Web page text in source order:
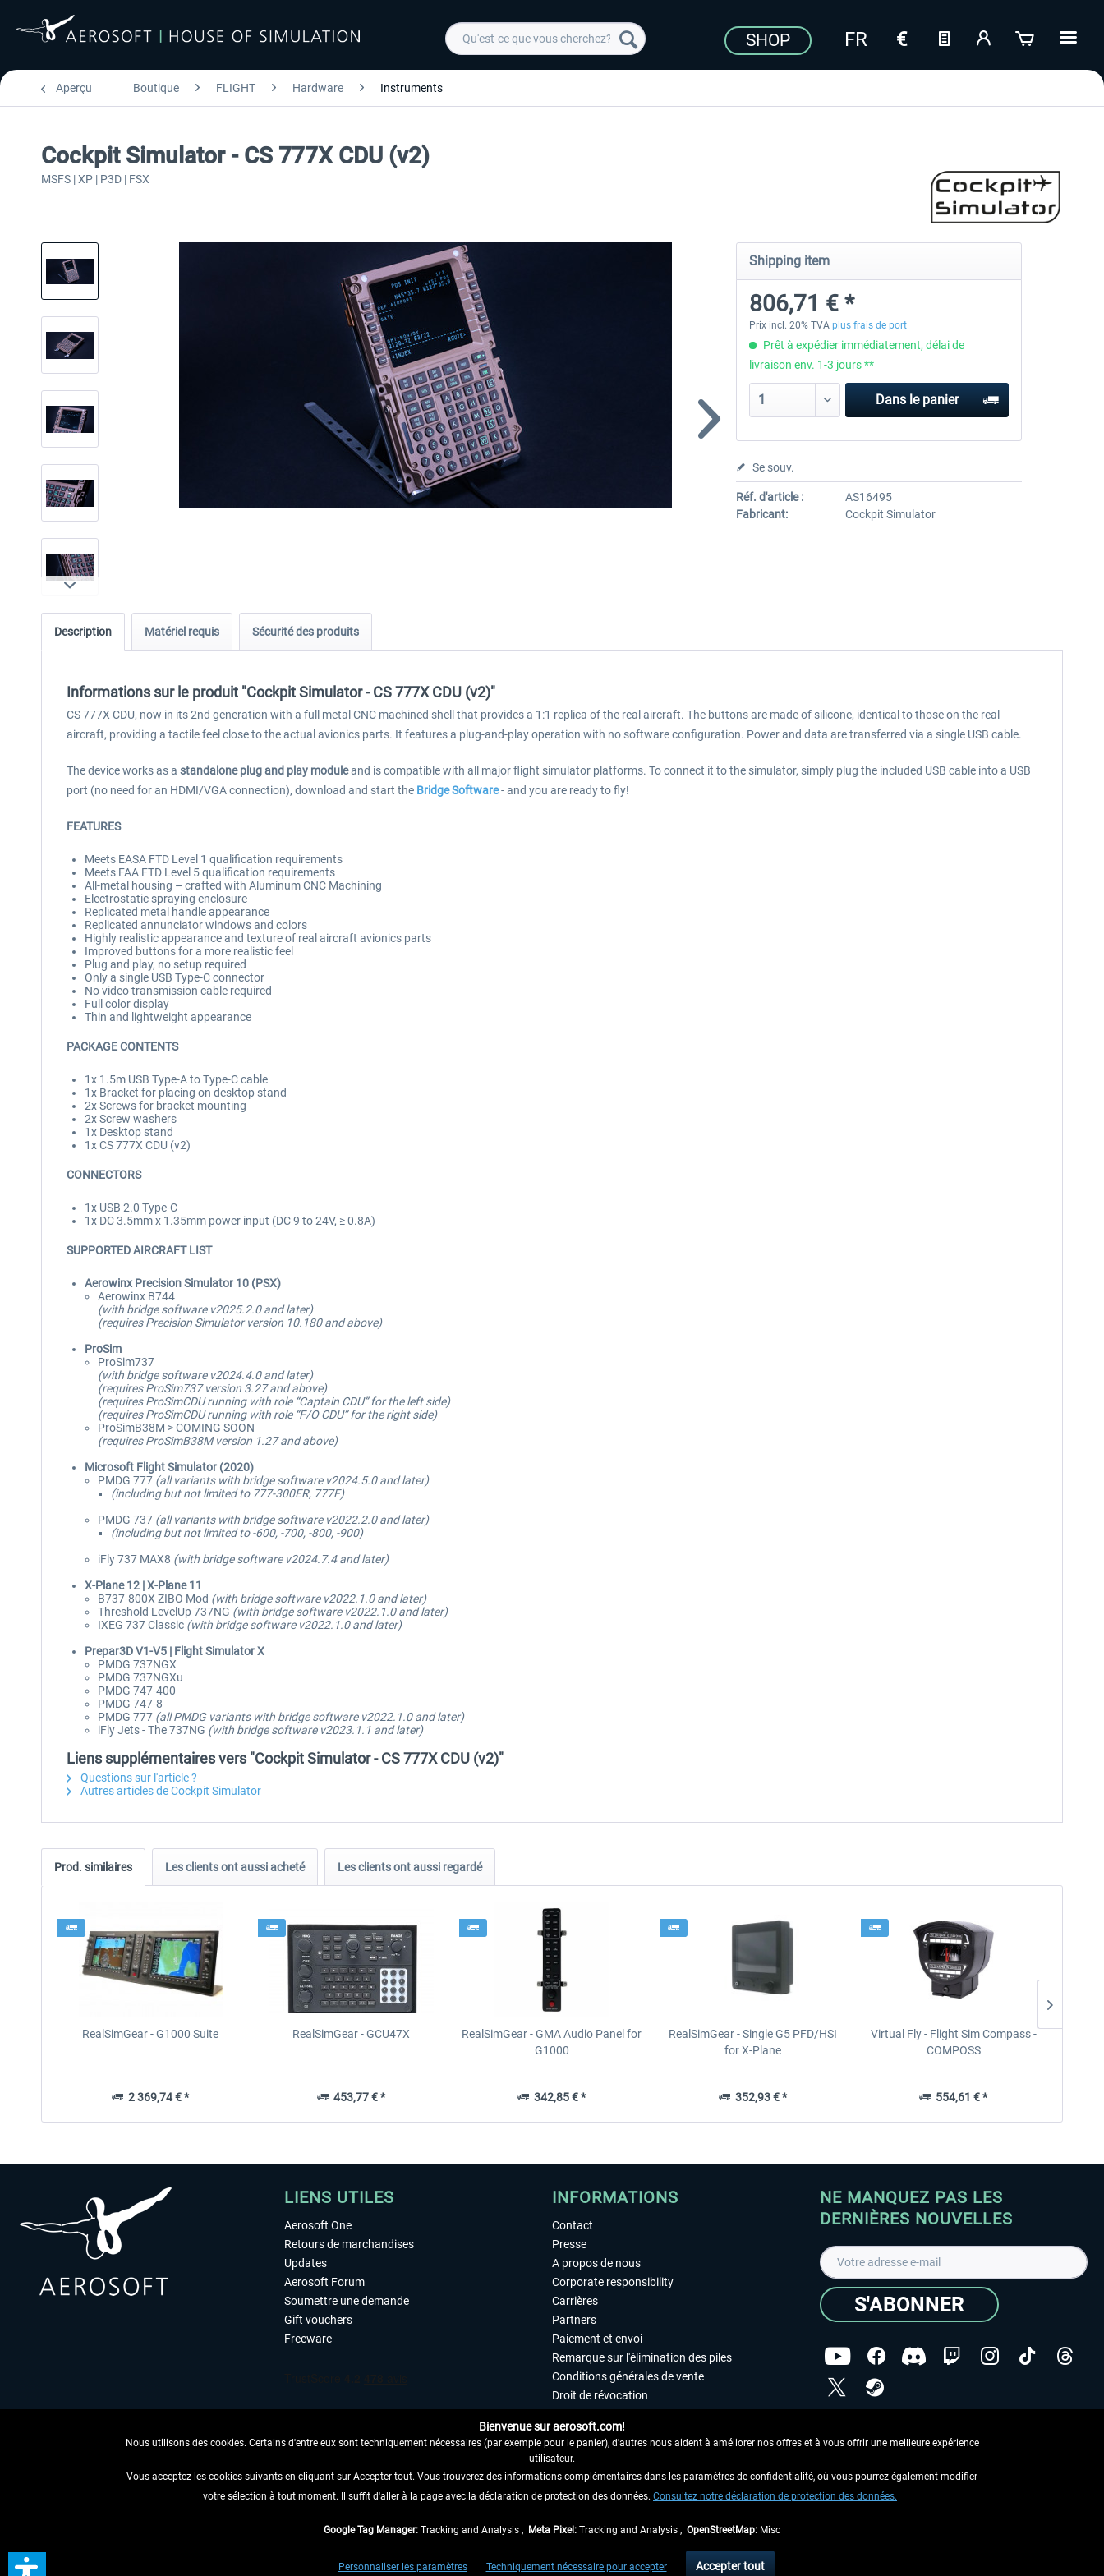
SHOP
Aperçu Boutique FLIGHT Hardware Instruments
Cockpit Simulator - CS 777X CDU (v2)
MSFS | XP | P3D | FSX
Shipping item
806,71 € *
Prix incl. 20% TVA plus frais de port
Prêt à expédier immédiatement, délai de
livraison env. 1-3 jours **
Dans le panier
Se souv.
Réf. d'article :
AS16495
Fabricant:
Cockpit Simulator
Description Matériel requis Sécurité des produits
Informations sur le produit "Cockpit Simulator - CS 777X CDU (v2)"
CS 777X CDU, now in its 2nd generation with a full metal CNC machined shell that provides a 1:1 replica of the real aircraft. The buttons are made of silicone, identical to those on the real
aircraft, providing a tactile feel close to the actual avionics parts. It features a plug-and-play operation with no software configuration. Power and data are transferred via a single USB cable.
The device works as a standalone plug and play moduleand is compatible with all major flight simulator platforms. To connect it to the simulator, simply plug the included USB cable into a USB
port (no need for an HDMI/VGA connection), download and start the Bridge Software- and you are ready to fly!
FEATURES
Meets EASA FTD Level 1 qualification requirements
Meets FAA FTD Level 5 qualification requirements
All-metal housing – crafted with Aluminum CNC Machining
Electrostatic spraying enclosure
Replicated metal handle appearance
Replicated annunciator windows and colors
Highly realistic appearance and texture of real aircraft avionics parts
Improved buttons for a more realistic feel
Plug and play, no setup required
Only a single USB Type-C connector
No video transmission cable required
Full color display
Thin and lightweight appearance
PACKAGE CONTENTS
1x 1.5m USB Type-A to Type-C cable
1x Bracket for placing on desktop stand
2x Screws for bracket mounting
2x Screw washers
1x Desktop stand
1x CS 777X CDU (v2)
CONNECTORS
1x USB 2.0 Type-C
1x DC 3.5mm x 1.35mm power input (DC 9 to 24V, ≥ 0.8A)
SUPPORTED AIRCRAFT LIST
Aerowinx Precision Simulator 10 (PSX)
Aerowinx B744
(with bridge software v2025.2.0 and later)
(requires Precision Simulator version 10.180 and above)
ProSim
ProSim737
(with bridge software v2024.4.0 and later)
(requires ProSim737 version 3.27 and above)
(requires ProSimCDU running with role “Captain CDU” for the left side)
(requires ProSimCDU running with role “F/O CDU” for the right side)
ProSimB38M > COMING SOON
(requires ProSimB38M version 1.27 and above)
Microsoft Flight Simulator (2020)
PMDG 777 (all variants with bridge software v2024.5.0 and later)
(including but not limited to 777-300ER, 777F)
PMDG 737 (all variants with bridge software v2022.2.0 and later)
(including but not limited to -600, -700, -800, -900)
iFly 737 MAX8 (with bridge software v2024.7.4 and later)
X-Plane 12 | X-Plane 11
B737-800X ZIBO Mod (with bridge software v2022.1.0 and later)
Threshold LevelUp 737NG (with bridge software v2022.1.0 and later)
IXEG 737 Classic (with bridge software v2022.1.0 and later)
Prepar3D V1-V5 | Flight Simulator X
PMDG 737NGX
PMDG 737NGXu
PMDG 747-400
PMDG 747-8
PMDG 777 (all PMDG variants with bridge software v2022.1.0 and later)
iFly Jets - The 737NG (with bridge software v2023.1.1 and later)
Liens supplémentaires vers "Cockpit Simulator - CS 777X CDU (v2)"
Questions sur l'article ?
Autres articles de Cockpit Simulator
Prod. similaires Les clients ont aussi acheté Les clients ont aussi regardé
RealSimGear - G1000 Suite
2 369,74 € *
RealSimGear - GCU47X
453,77 € *
RealSimGear - GMA Audio Panel for
G1000
342,85 € *
RealSimGear - Single G5 PFD/HSI
for X-Plane
352,93 € *
Virtual Fly - Flight Sim Compass -
COMPOSS
554,61 € *
LIENS UTILES
Aerosoft One
Retours de marchandises
Updates
Aerosoft Forum
Soumettre une demande
Gift vouchers
Freeware
RENONCER AU CONTRAT ICI
INFORMATIONS
Contact
Presse
A propos de nous
Corporate responsibility
Carrières
Partners
Paiement et envoi
Remarque sur l'élimination des piles
Conditions générales de vente
Droit de révocation
Accessibilité
Mentions légales
NE MANQUEZ PAS LES
DERNIÈRES NOUVELLES
S'ABONNER
Copyright © Aerosoft GmbH - Tous droits réservés
et, le cas échéant, frais de remboursement, si aucune description contraire.
** S'applique aux envois vers l'Allemagne. Pour les autres pays, veuillez consulter les
informations d'expédition
Bienvenue sur aerosoft.com!
Nous utilisons des cookies. Certains d'entre eux sont techniquement nécessaires (par exemple pour le panier), d'autres nous aident à améliorer nos offres et à vous offrir une meilleure expérience
utilisateur.
Vous acceptez les cookies suivants en cliquant sur Accepter tout. Vous trouverez des informations complémentaires dans les paramètres de confidentialité, où vous pourrez également modifier
votre sélection à tout moment. Il suffit d'aller à la page avec la déclaration de protection des données. Consultez notre déclaration de protection des données.
Google Tag Manager: Tracking and Analysis , Meta Pixel: Tracking and Analysis , OpenStreetMap: Misc
Personnaliser les paramètres Techniquement nécessaire pour accepter Accepter tout